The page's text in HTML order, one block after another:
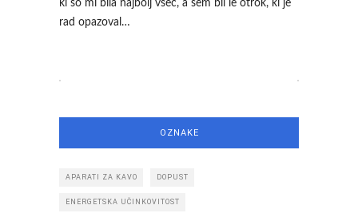
ki so mi bila najbolj všeč, a sem bil le otrok, ki je
rad opazoval…
OZNAKE
APARATI ZA KAVO DOPUST
ENERGETSKA UČINKOVITOST